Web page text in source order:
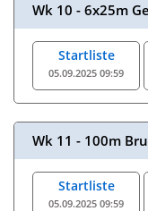
Wk 10 - 6x25m
Startliste
05.09.2025 09:59
Wk 11 - 100m
Startliste
05.09.2025 09:59